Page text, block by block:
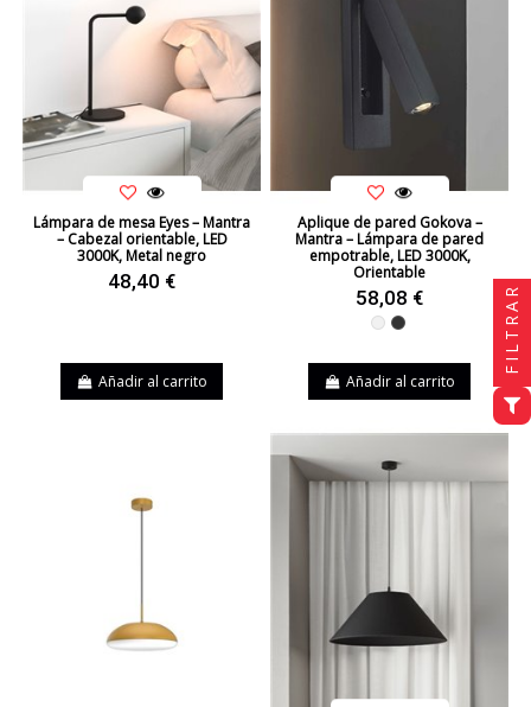
Lámpara de mesa Eyes – Mantra
– Cabezal orientable, LED
3000K, Metal negro
48,40 €
Añadir al carrito
Aplique de pared Gokova –
Mantra – Lámpara de pared
empotrable, LED 3000K,
Orientable
58,08 €
BlancoNegro
Añadir al carrito
FILTRAR